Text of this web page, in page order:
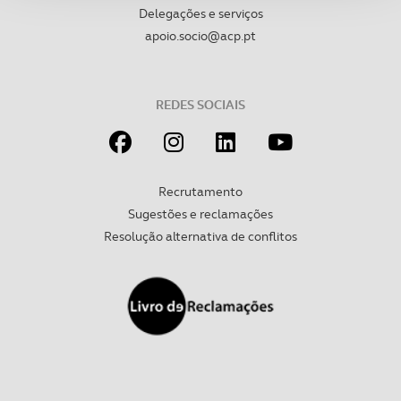
Adicionalmente partilhamos informação, relativa à sua
dados pessoais serão realizadas apenas com o seu
necessário no contexto dos serviços a prestar.
Consulte a política de cookies do site.
Delegações e serviços
apoio.socio@acp.pt
REDES SOCIAIS
Recrutamento
Sugestões e reclamações
Resolução alternativa de conflitos